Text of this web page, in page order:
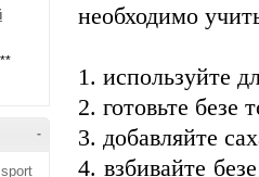
-
необходимо
1. используйте
2. готовьте безе
3. добавляйте
4. взбивайте